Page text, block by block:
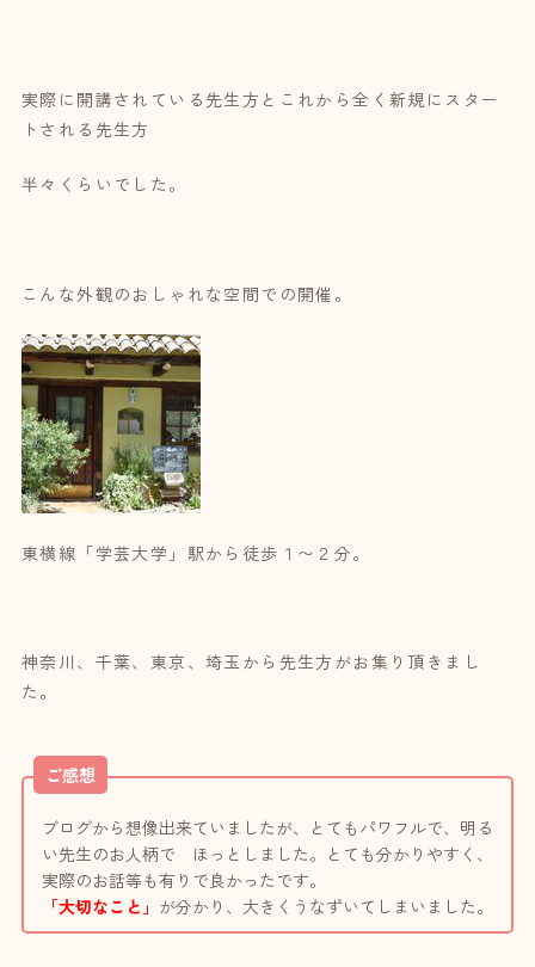
実際に開講されている先生方とこれから全く新規にスター
トされる先生方
半々くらいでした。
こんな外観のおしゃれな空間での開催。
東横線「学芸大学」駅から徒歩１〜２分。
神奈川、千葉、東京、埼玉から先生方がお集り頂きまし
た。
ご感想
ブログから想像出来ていましたが、とてもパワフルで、明る
い先生のお人柄で ほっとしました。とても分かりやすく、
実際のお話等も有りで良かったです。
「大切なこと」 が分かり、大きくうなずいてしまいました。